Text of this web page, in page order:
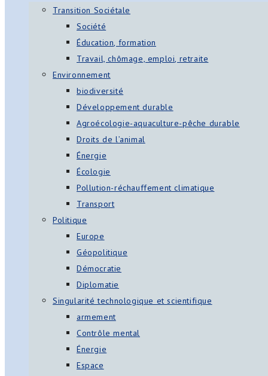
Transition Sociétale
Société
Éducation, formation
Travail, chômage, emploi, retraite
Environnement
biodiversité
Développement durable
Agroécologie-aquaculture-pêche durable
Droits de l’animal
Énergie
Écologie
Pollution-réchauffement climatique
Transport
Politique
Europe
Géopolitique
Démocratie
Diplomatie
Singularité technologique et scientifique
armement
Contrôle mental
Énergie
Espace